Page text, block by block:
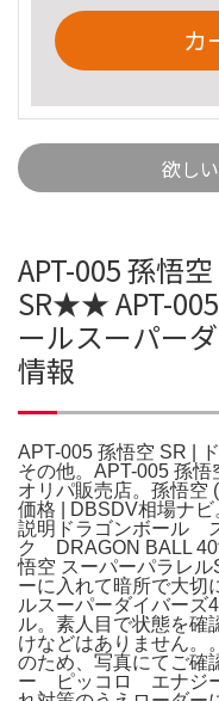
カ
欲し
APT-005 孫悟
SR★★ APT-
ールスーパー
情報
APT-005 孫悟空 SR |
その他。APT-005 孫悟
オリパ販売店。孫悟空
価格 | DBSDV相場ナビ
説明ドラゴンボール
ク DRAGON BALL
悟空 スーパーパラレ
ーに入れて暗所で大切
ルスーパーダイバー
ル。素人目で状態を確
けなどはありません。
のため、写真にてご確
ー ピッコロ エナジ